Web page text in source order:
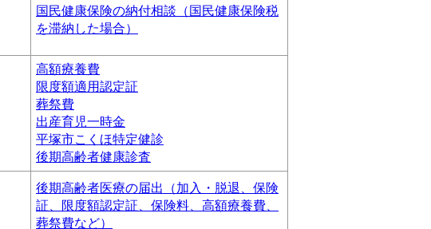
国民健康保険の納付相談（国民健康保険税
を滞納した場合）
高額療養費
限度額適用認定証
葬祭費
出産育児一時金
平塚市こくほ特定健診
後期高齢者健康診査
後期高齢者医療の届出（加入・脱退、保険
証、限度額認定証、保険料、高額療養費、
葬祭費など）